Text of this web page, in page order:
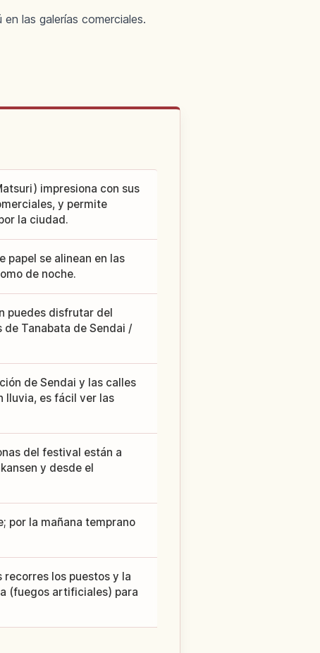
las galerías comerciales.
impresiona con sus
y permite
la ciudad.
papel se alinean en las
de noche.
puedes disfrutar del
Tanabata de Sendai /
de Sendai y las calles
lluvia, es fácil ver las
del festival están a
y desde el
por la mañana temprano
los puestos y la
(fuegos artificiales) para